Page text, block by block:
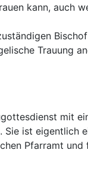
kann, auch
Trauung
mit
ist eigentlich
Pfarramt